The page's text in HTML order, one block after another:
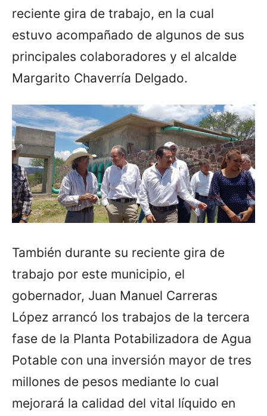
reciente gira de trabajo, en la cual
estuvo acompañado de algunos de sus
principales colaboradores y el alcalde
Margarito Chaverría Delgado.
También durante su reciente gira de
trabajo por este municipio, el
gobernador, Juan Manuel Carreras
López arrancó los trabajos de la tercera
fase de la Planta Potabilizadora de Agua
Potable con una inversión mayor de tres
millones de pesos mediante lo cual
mejorará la calidad del vital líquido en